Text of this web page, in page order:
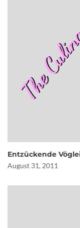
Entzückende
August 31, 2011